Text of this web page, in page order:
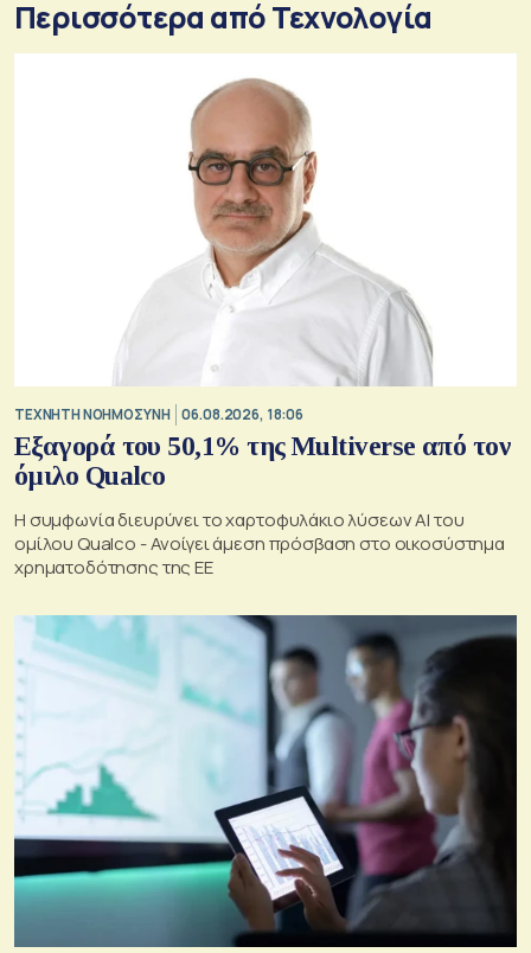
Περισσότερα από Τεχνολογία
TΕΧΝΗΤΗ ΝΟΗΜΟΣΥΝΗ 06.08.2026, 18:06
Εξαγορά του 50,1% της Multiverse από τον
όμιλο Qualco
Η συμφωνία διευρύνει το χαρτοφυλάκιο λύσεων ΑΙ του
ομίλου Qualco - Ανοίγει άμεση πρόσβαση στο οικοσύστημα
χρηματοδότησης της ΕΕ